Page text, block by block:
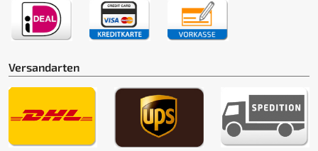
Versandarten